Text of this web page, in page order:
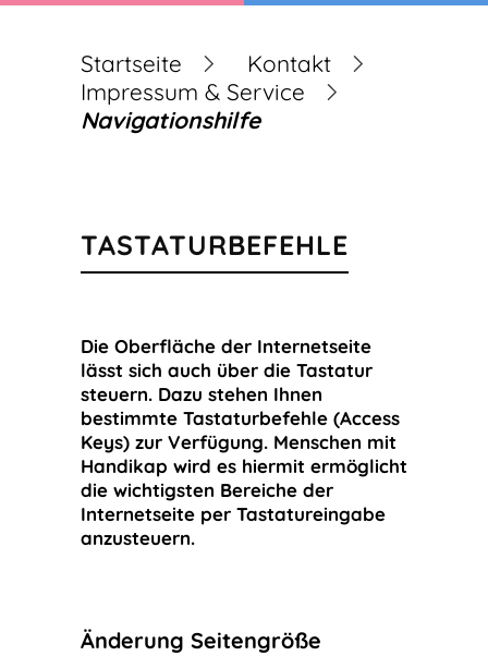
Startseite
Kontakt
Impressum & Service
Navigationshilfe
TASTATURBEFEHLE
Die Oberfläche der Internetseite
lässt sich auch über die Tastatur
steuern. Dazu stehen Ihnen
bestimmte Tastaturbefehle (Access
Keys) zur Verfügung. Menschen mit
Handikap wird es hiermit ermöglicht
die wichtigsten Bereiche der
Internetseite per Tastatureingabe
anzusteuern.
Änderung Seitengröße